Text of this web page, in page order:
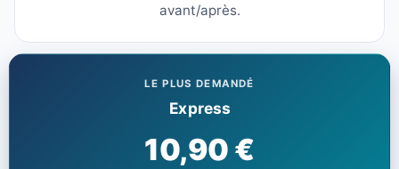
avant/après.
LE PLUS DEMANDÉ
Express
10,90 €